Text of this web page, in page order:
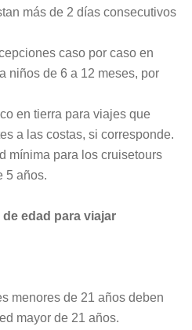
más de 2 días consecutivos
caso por caso en
niños de 6 a 12 meses, por
en tierra para viajes que
a las costas, si corresponde.
mínima para los cruisetours
5 años.
edad para viajar
menores de 21 años deben
mayor de 21 años.